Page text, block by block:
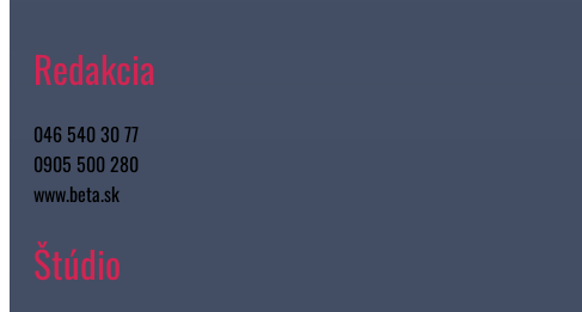
Redakcia
046 540 30 77
0905 500 280
www.beta.sk
Štúdio